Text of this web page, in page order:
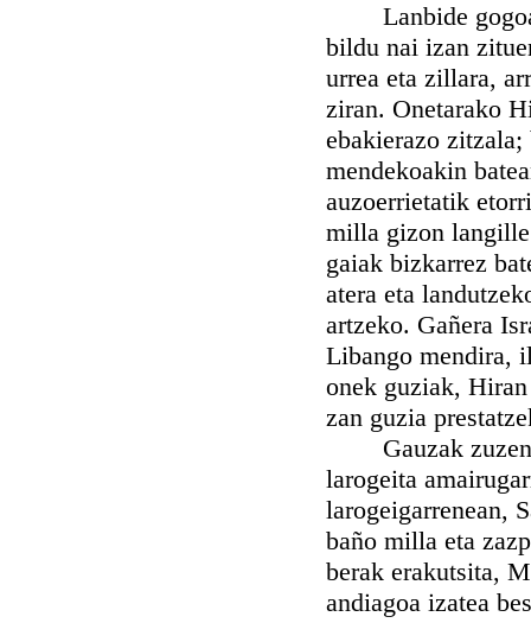
Lanbide
bildu nai izan
urrea eta zillara,
ziran. Onetarako
ebakierazo
mendekoakin
auzoerrietatik
milla gizon
gaiak bizkarrez
atera eta
artzeko. Gañera
Libango mendira,
onek guziak,
zan guzia
Gauzak
larogeita
larogeigarrenean,
baño milla eta
berak erakutsita,
andiagoa izatea